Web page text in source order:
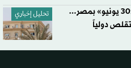
تحليل إخباري
13 عاماً على «30 يونيو» بمصر...
دولياً